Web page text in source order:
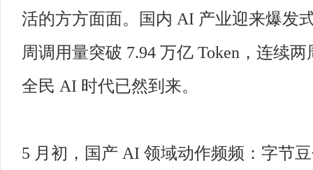
活的方方面面。国内 AI 产业迎来爆发
周调用量突破 7.94 万亿 Token，连续
全民 AI 时代已然到来。
5 月初，国产 AI 领域动作频频：字节